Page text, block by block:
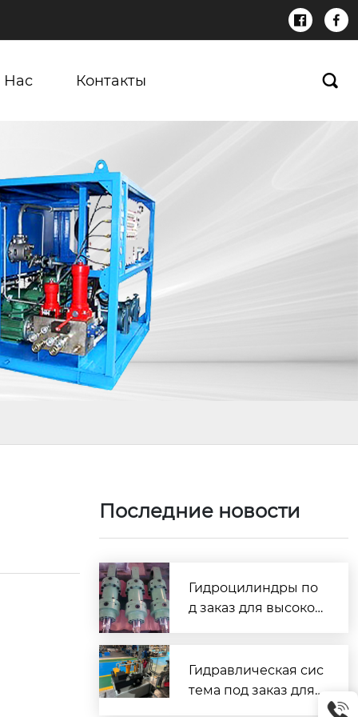
 
Нас Контакты 
Последние новости
Гидроцилиндры по
д заказ для высокоч
стабильности обор
удования на 40%
Гидравлическая сис
тема под заказ для